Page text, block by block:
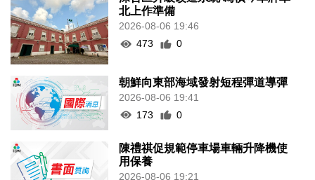
北上作準備
2026-08-06 19:46
473
0
朝鮮向東部海域發射短程彈道導彈
2026-08-06 19:41
173
0
陳禮祺促規範停車場車輛升降機使
用保養
2026-08-06 19:21